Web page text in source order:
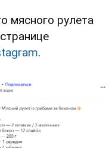
мясного рулета
.